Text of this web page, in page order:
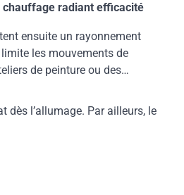
chauffage radiant efficacité
ensuite un rayonnement
les mouvements de
de peinture ou des
l’allumage. Par ailleurs, le